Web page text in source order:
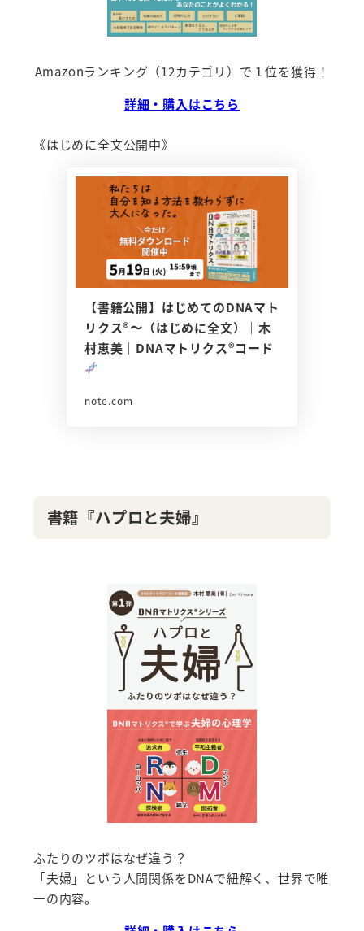
Amazonランキング（12カテゴリ）で１位を獲得！
詳細・購入はこちら
《はじめに全文公開中》
【書籍公開】はじめてのDNAマト
リクス®︎〜（はじめに全文）｜木
村恵美｜DNAマトリクス®コード
note.com
書籍『ハプロと夫婦』
ふたりのツボはなぜ違う？
「夫婦」という人間関係をDNAで紐解く、世界で唯
一の内容。